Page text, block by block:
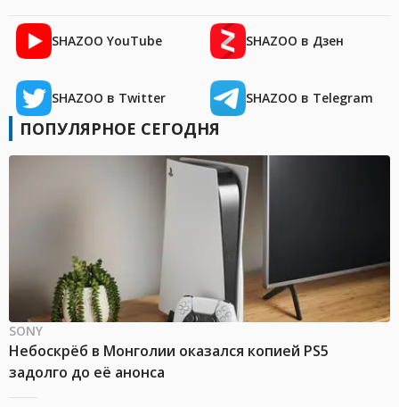
SHAZOO YouTube SHAZOO в Дзен
SHAZOO в Twitter SHAZOO в Telegram
ПОПУЛЯРНОЕ СЕГОДНЯ
SONY
Небоскрёб в Монголии оказался копией PS5
задолго до её анонса